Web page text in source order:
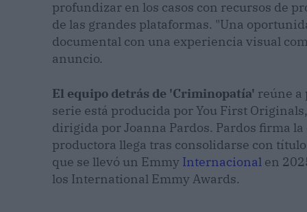
profundizar en los casos con recursos de
de las grandes plataformas. "Una
documental con una experiencia visual
anuncio.
El equipo detrás de 'Criminopatía' reúne a
serie está producida por You First
dirigida por Joanna Pardos. Pardos firma
productora llega tras consolidarse con
que se llevó un Emmy Internacional en
los International Emmy Awards.